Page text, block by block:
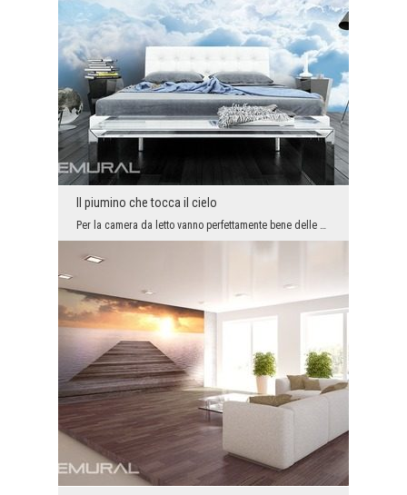
Il piumino che tocca il cielo
Per la camera da letto vanno perfettamente bene delle decorazioni delicate, tra le quali il sonno...